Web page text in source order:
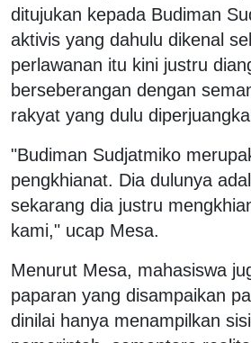
ditujukan kepada Budiman
aktivis yang dahulu dikenal
perlawanan itu kini justru
berseberangan dengan
rakyat yang dulu
"Budiman Sudjatmiko
pengkhianat. Dia dulunya
sekarang dia justru
kami," ucap Mesa.
Menurut Mesa, mahasiswa
paparan yang disampaikan
dinilai hanya menampilkan